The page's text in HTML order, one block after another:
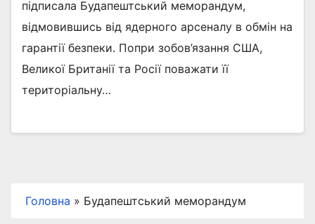
підписала Будапештський меморандум,
відмовившись від ядерного арсеналу в обмін на
гарантії безпеки. Попри зобов’язання США,
Великої Британії та Росії поважати її
територіальну…
Головна » Будапештський меморандум